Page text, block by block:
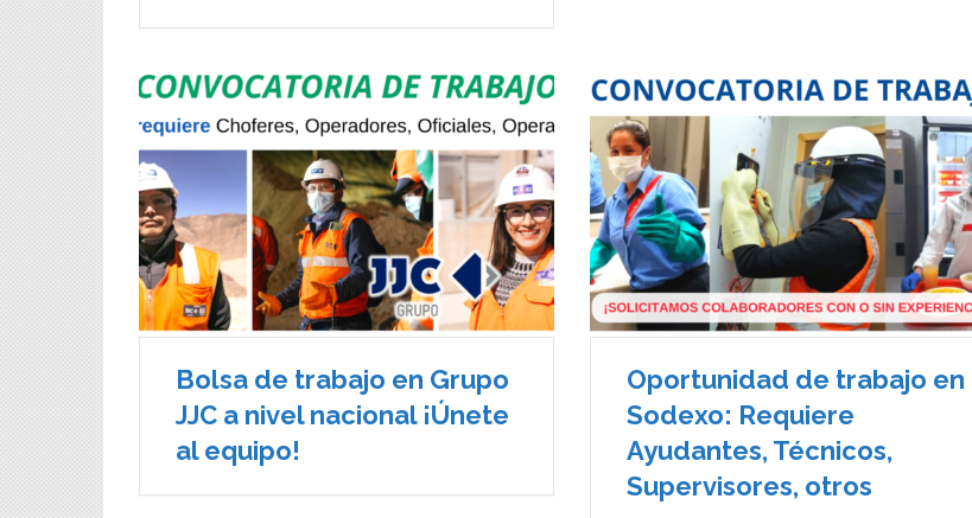
Bolsa de trabajo en Grupo
JJC a nivel nacional ¡Únete
al equipo!
Oportunidad de trabajo en
Sodexo: Requiere
Ayudantes, Técnicos,
Supervisores, otros